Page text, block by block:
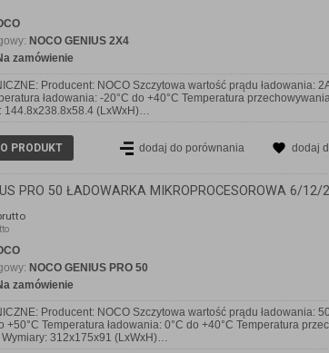
NOCO GENIUS 2X4
zamówienie
Producent: NOCO Szczytowa wartość prądu ładowania:
ładowania: -20°C do +40°C Temperatura
144.8x238.8x58.4 (LxWxH)…
PRODUKT dodaj do porównania dodaj
PRO 50 ŁADOWARKA MIKROPROCESOROWA 6/12/
NOCO GENIUS PRO 50
zamówienie
Producent: NOCO Szczytowa wartość prądu ładowania:
+50°C Temperatura ładowania: 0°C do +40°C Temperatura
312x175x91 (LxWxH)…